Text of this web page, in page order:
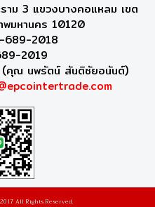
าม 3 แขวงบางคอแหลม เขต
พมหานคร 10120
689-2018
2019
คุณ นพรัตน์ สันติชัยอนันต์)
All Rights Reserved.